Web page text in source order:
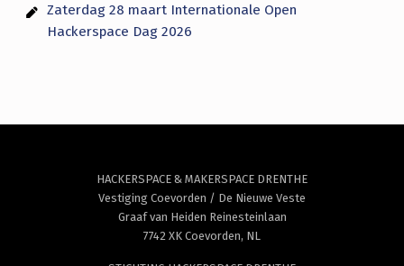
Zaterdag 28 maart Internationale Open
Hackerspace Dag 2026
HACKERSPACE & MAKERSPACE DRENTHE
Vestiging Coevorden / De Nieuwe Veste
Graaf van Heiden Reinesteinlaan
7742 XK Coevorden, NL